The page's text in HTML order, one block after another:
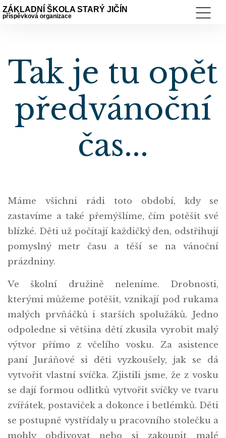
ZÁKLADNÍ ŠKOLA STARÝ JIČÍN
příspěvková organizace
Tak je tu opět
předvánoční
čas...
Máme všichni rádi toto období, kdy se
zastavíme a také přemýšlíme, čím potěšit své
blízké. Děti už počítají každičký den, odstřihují
pomyslný metr času a těší se na vánoční
prázdniny.
Ve školní družině neleníme. Drobnosti,
kterými můžeme potěšit, vznikají pod rukama
malých prvňáčků i starších spolužáků. Jedno
odpoledne si většina dětí zkusila vyrobit malý
výtvor přímo z včelího vosku. Za asistence
paní Juráňové si děti vyzkoušely, jak se dá
vytvořit vlastní svíčka. Zjistili jsme, že z vosku
se dají formou odlitků vytvořit svíčky ve tvaru
zvířátek, postaviček a dokonce i betlémků. Děti
se postupně vystřídaly u pracovního stolečku a
mohly obdivovat nebo si zakoupit malé